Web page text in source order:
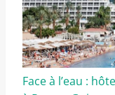
Face à l’eau :